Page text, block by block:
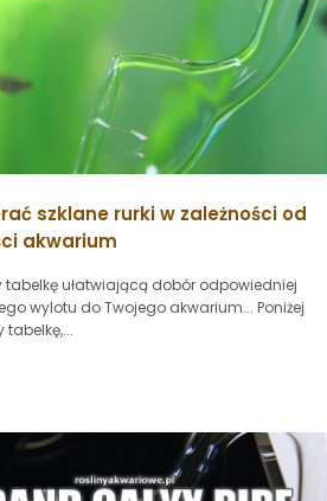
szklane rurki w zależności od
akwarium
tabelkę ułatwiającą dobór odpowiedniej
wylotu do Twojego akwarium... Poniżej
tabelkę,...